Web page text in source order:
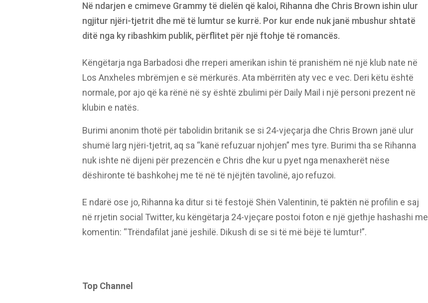
Në ndarjen e cmimeve Grammy të dielën që kaloi, Rihanna dhe Chris Brown ishin ulur
ngjitur njëri-tjetrit dhe më të lumtur se kurrë. Por kur ende nuk janë mbushur shtatë
ditë nga ky ribashkim publik, përflitet për një ftohje të romancës.
Këngëtarja nga Barbadosi dhe rreperi amerikan ishin të pranishëm në një klub nate në
Los Anxheles mbrëmjen e së mërkurës. Ata mbërritën aty vec e vec. Deri këtu është
normale, por ajo që ka rënë në sy është zbulimi për Daily Mail i një personi prezent në
klubin e natës.
Burimi anonim thotë për tabolidin britanik se si 24-vjeçarja dhe Chris Brown janë ulur
shumë larg njëri-tjetrit, aq sa “kanë refuzuar njohjen” mes tyre. Burimi tha se Rihanna
nuk ishte në dijeni për prezencën e Chris dhe kur u pyet nga menaxherët nëse
dëshironte të bashkohej me të në të njëjtën tavolinë, ajo refuzoi.
E ndarë ose jo, Rihanna ka ditur si të festojë Shën Valentinin, të paktën në profilin e saj
në rrjetin social Twitter, ku këngëtarja 24-vjeçare postoi foton e një gjethje hashashi me
komentin: “Trëndafilat janë jeshilë. Dikush di se si të më bëjë të lumtur!”.
Top Channel